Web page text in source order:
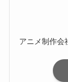
アニメ制作会